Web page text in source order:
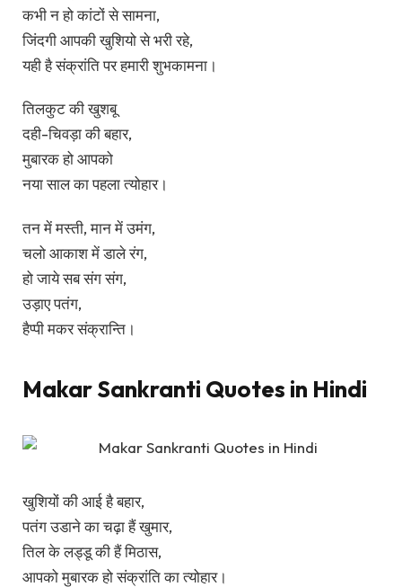
कभी न हो कांटों से सामना,
जिंदगी आपकी खुशियो से भरी रहे,
यही है संक्रांति पर हमारी शुभकामना।
तिलकुट की खुशबू
दही-चिवड़ा की बहार,
मुबारक हो आपको
नया साल का पहला त्योहार।
तन में मस्ती, मान में उमंग,
चलो आकाश में डाले रंग,
हो जाये सब संग संग,
उड़ाए पतंग,
हैप्पी मकर संक्रान्ति।
Makar Sankranti Quotes in Hindi
खुशियों की आई है बहार,
पतंग उडाने का चढ़ा हैं खुमार,
तिल के लड्डू की हैं मिठास,
आपको मुबारक हो संक्रांति का त्योहार।